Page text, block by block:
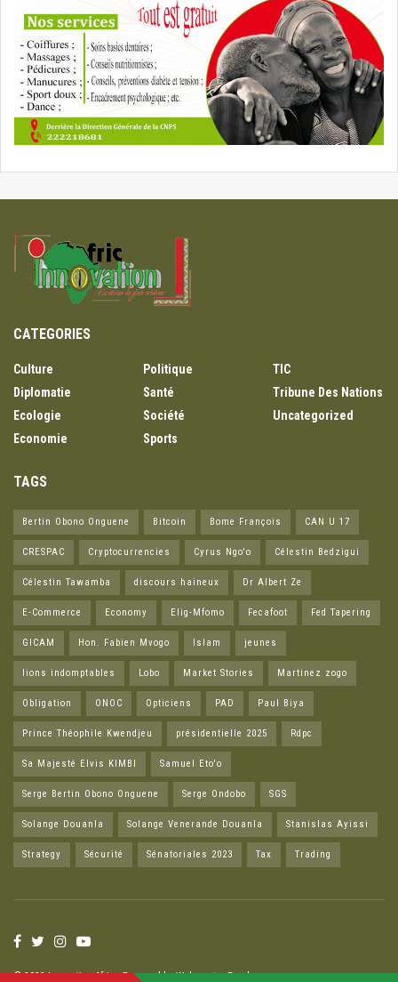
CATEGORIES
Culture
Diplomatie
Ecologie
Economie
Politique
Santé
Société
Sports
TIC
Tribune Des Nations
Uncategorized
TAGS
Bertin Obono Onguene Bitcoin Bome François CAN U 17
CRESPAC Cryptocurrencies Cyrus Ngo'o Célestin Bedzigui
Célestin Tawamba discours haineux Dr Albert Ze
E-Commerce Economy Elig-Mfomo Fecafoot Fed Tapering
GICAM Hon. Fabien Mvogo Islam jeunes
lions indomptables Lobo Market Stories Martinez zogo
Obligation ONOC Opticiens PAD Paul Biya
Prince Théophile Kwendjeu présidentielle 2025 Rdpc
Sa Majesté Elvis KIMBI Samuel Eto'o
Serge Bertin Obono Onguene Serge Ondobo SGS
Solange Douanla Solange Venerande Douanla Stanislas Ayissi
Strategy Sécurité Sénatoriales 2023 Tax Trading
© 2023 Innovation Afric - Powered byWebmaster Freelance.